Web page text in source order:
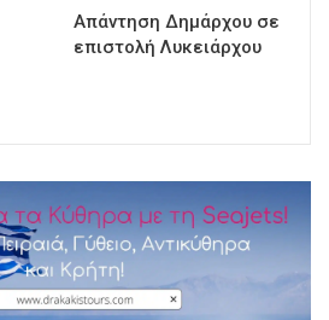
Απάντηση Δημάρχου σε
επιστολή Λυκειάρχου